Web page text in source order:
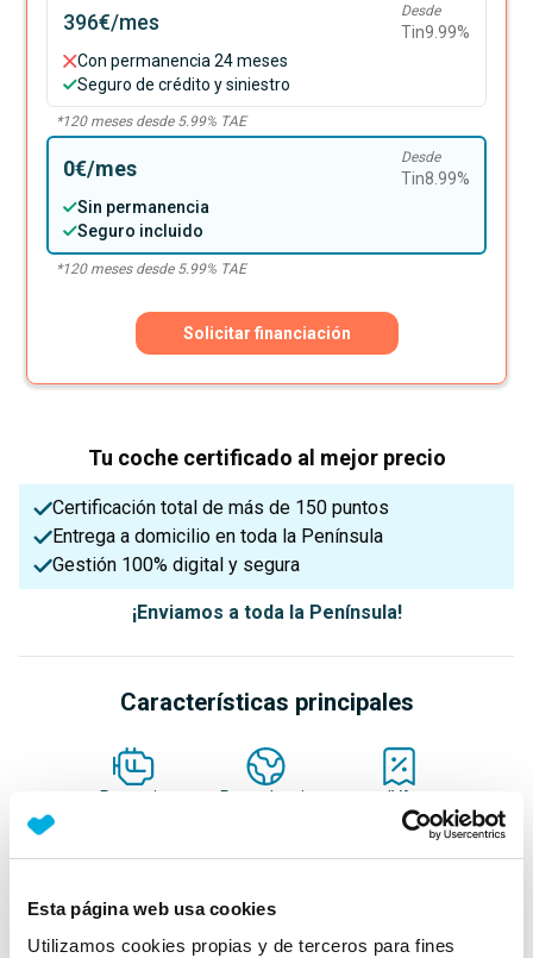
Esta página web usa cookies
Utilizamos cookies propias y de terceros para fines
396€/mes Desde
Tin9.99%
Con permanencia 24 meses
Seguro de crédito y siniestro
*120meses desde 5.99% TAE
0€/mes Desde
Tin8.99%
Sin permanencia
Seguro incluido
*120meses desde 5.99% TAE
Solicitar financiación
Tu coche certificado al mejor precio
Certificación total de más de 150 puntos
Entrega a domicilio en toda la Península
Gestión 100% digital y segura
¡Enviamos a toda la Península!
Características principales
Potencia Procedencia IVA
Deducible
Nº Asientos
5
Matriculación
31/08/2022 Cuatro Ruedas